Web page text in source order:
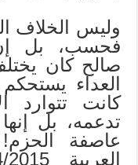
وليس الخلاف
فحسب، بل
صالح كان
العداء
كانت تتوارد
تدعمه، بل
عاصفة